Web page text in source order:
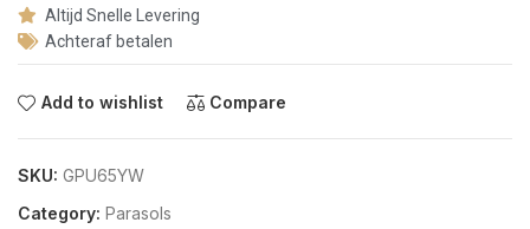
Altijd Snelle Levering
Achteraf betalen
Add to wishlist Compare
SKU: GPU65YW
Category: Parasols